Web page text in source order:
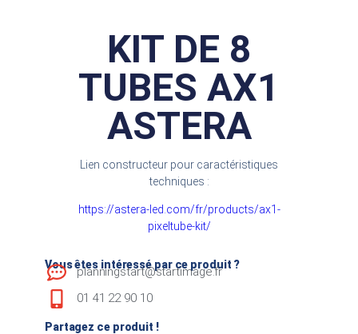
KIT DE 8
TUBES AX1
ASTERA
Lien constructeur pour caractéristiques
techniques :
https://astera-led.com/fr/products/ax1-
pixeltube-kit/
Vous êtes intéressé par ce produit ?
planningstart@startimage.fr
01 41 22 90 10
Partagez ce produit !